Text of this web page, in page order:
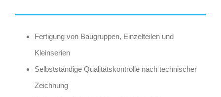
Fertigung von Baugruppen, Einzelteilen und
Kleinserien
Selbstständige Qualitätskontrolle nach technischer
Zeichnung